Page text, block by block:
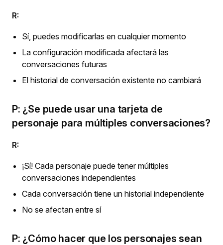
R:
Sí, puedes modificarlas en cualquier momento
La configuración modificada afectará las
conversaciones futuras
El historial de conversación existente no cambiará
P: ¿Se puede usar una tarjeta de
personaje para múltiples conversaciones?
R:
¡Sí! Cada personaje puede tener múltiples
conversaciones independientes
Cada conversación tiene un historial independiente
No se afectan entre sí
P: ¿Cómo hacer que los personajes sean